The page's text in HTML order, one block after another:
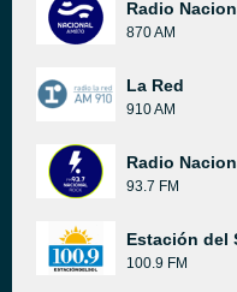
Radio
870 AM
La Red
910 AM
Radio
93.7 FM
Estación del
100.9 FM